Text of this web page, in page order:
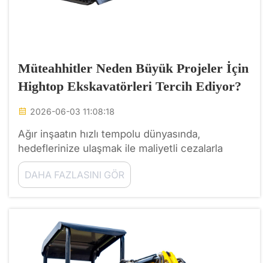
Müteahhitler Neden Büyük Projeler İçin
Hightop Ekskavatörleri Tercih Ediyor?
2026-06-03 11:08:18
Ağır inşaatın hızlı tempolu dünyasında,
hedeflerinize ulaşmak ile maliyetli cezalarla
karşılaşmak arasındaki fark genellikle sahada
kullanılan makinalara bağlıdır. Birçok saha
müdürünün ve deneyimli müteahhitin dikkati,
DAHA FAZLASINI GÖR